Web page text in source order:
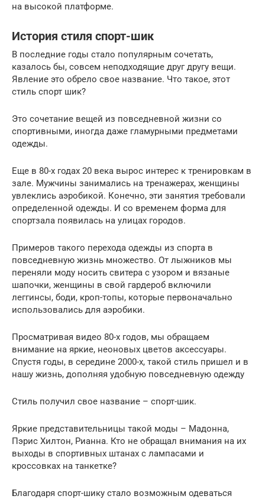
на высокой платформе.
История стиля спорт-шик
В последние годы стало популярным сочетать,
казалось бы, совсем неподходящие друг другу вещи.
Явление это обрело свое название. Что такое, этот
стиль спорт шик?
Это сочетание вещей из повседневной жизни со
спортивными, иногда даже гламурными предметами
одежды.
Еще в 80-х годах 20 века вырос интерес к тренировкам в
зале. Мужчины занимались на тренажерах, женщины
увлеклись аэробикой. Конечно, эти занятия требовали
определенной одежды. И со временем форма для
спортзала появилась на улицах городов.
Примеров такого перехода одежды из спорта в
повседневную жизнь множество. От лыжников мы
переняли моду носить свитера с узором и вязаные
шапочки, женщины в свой гардероб включили
леггинсы, боди, кроп-топы, которые первоначально
использовались для аэробики.
Просматривая видео 80-х годов, мы обращаем
внимание на яркие, неоновых цветов аксессуары.
Спустя годы, в середине 2000-х, такой стиль пришел и в
нашу жизнь, дополняя удобную повседневную одежду
Стиль получил свое название – спорт-шик.
Яркие представительницы такой моды – Мадонна,
Пэрис Хилтон, Рианна. Кто не обращал внимания на их
выходы в спортивных штанах с лампасами и
кроссовках на танкетке?
Благодаря спорт-шику стало возможным одеваться